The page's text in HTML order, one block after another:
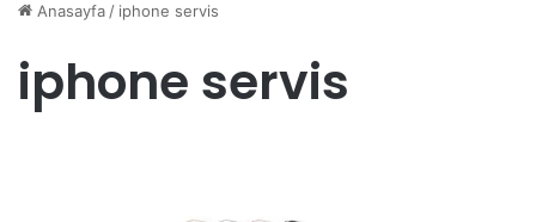
Anasayfa/ iphone servis
iphone servis